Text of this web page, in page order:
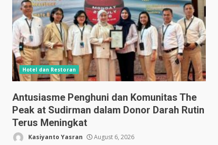
Hotel dan Restoran
Antusiasme Penghuni dan Komunitas The
Peak at Sudirman dalam Donor Darah Rutin
Terus Meningkat
Kasiyanto Yasran August 6, 2026